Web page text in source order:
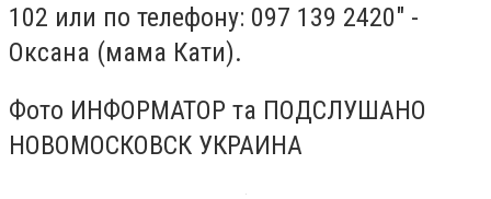
102 или по телефону: 097 139 2420" -
Оксана (мама Кати).
Фото ИНФОРМАТОР та ПОДСЛУШАНО
НОВОМОСКОВСК УКРАИНА